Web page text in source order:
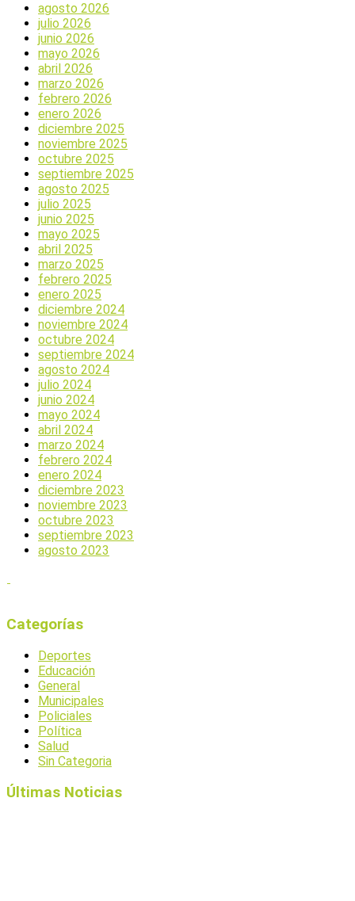
agosto 2026
julio 2026
junio 2026
mayo 2026
abril 2026
marzo 2026
febrero 2026
enero 2026
diciembre 2025
noviembre 2025
octubre 2025
septiembre 2025
agosto 2025
julio 2025
junio 2025
mayo 2025
abril 2025
marzo 2025
febrero 2025
enero 2025
diciembre 2024
noviembre 2024
octubre 2024
septiembre 2024
agosto 2024
julio 2024
junio 2024
mayo 2024
abril 2024
marzo 2024
febrero 2024
enero 2024
diciembre 2023
noviembre 2023
octubre 2023
septiembre 2023
agosto 2023
Categorías
Deportes
Educación
General
Municipales
Policiales
Política
Salud
Sin Categoria
Últimas Noticias